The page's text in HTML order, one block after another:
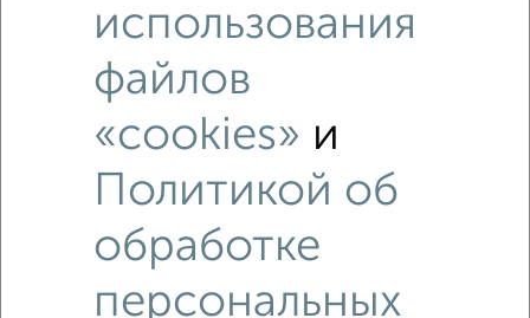
Рядом, с меньшей ценой
использования
файлов
«cookies» и
Политикой об
обработке
персональных